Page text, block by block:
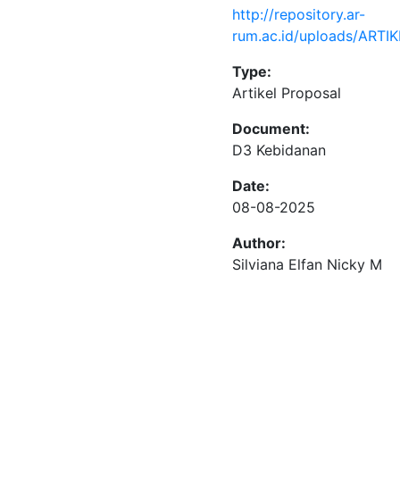
http://repository.ar-
rum.ac.id/uploads/
Type:
Artikel Proposal
Document:
D3 Kebidanan
Date:
08-08-2025
Author:
Silviana Elfan Nicky M